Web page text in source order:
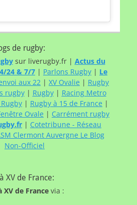
de rugby:
sur liverugby.fr | Actus du
24 & 7/7 | Parlons Rugby | Le
aux 22 | XV Ovalie | Rugby
rugby| Rugby| Racing Metro
| Rugby à 15 de France |
Ovale | Carrément rugby
| Cotetribune - Réseau
Clermont Auvergne Le Blog
Non-Officiel
XV de France:
XV de France via :